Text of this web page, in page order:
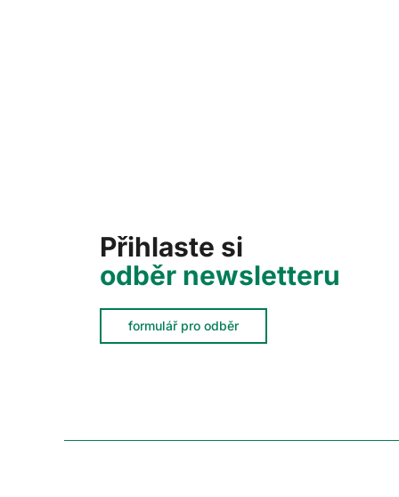
Přihlaste si
odběr newsletteru
formulář pro odběr